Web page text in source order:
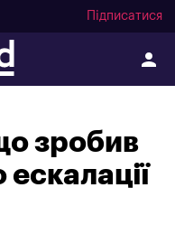
Підписатися
зробив